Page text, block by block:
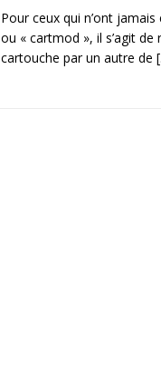
Pour ceux qui n’ont
ou « cartmod », il s’agit
cartouche par un autre de